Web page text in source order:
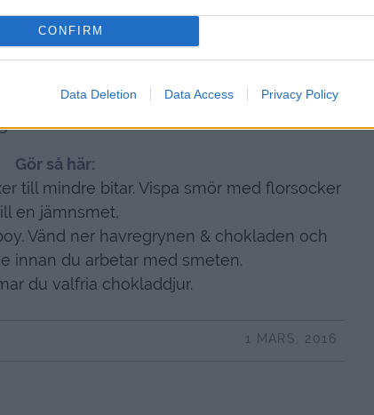
CONFIRM
Data Deletion Data Access Privacy Policy
kaffe ( eller vatten )
2 msk kakao
3 msk oboy
: kokos eller strössel
Gör så här:
till mindre bitar. Vispa smör med florsocker
en jämnsmet,
Vänd ner havregrynen & chokladen och
innan du arbetar med smeten.
du valfria chokladdjur.
1 MARS, 2016